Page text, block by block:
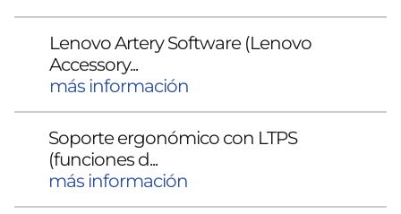
Lenovo Artery Software (Lenovo
Accessory...
más información
Soporte ergonómico con LTPS
(funciones d...
más información